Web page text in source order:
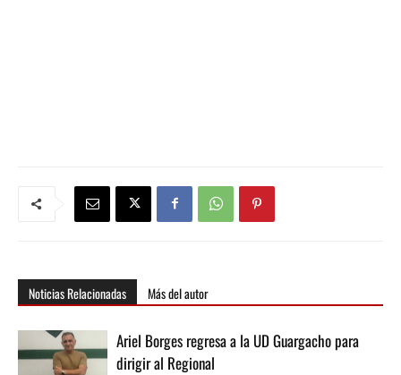
Noticias Relacionadas Más del autor
Ariel Borges regresa a la UD Guargacho para
dirigir al Regional